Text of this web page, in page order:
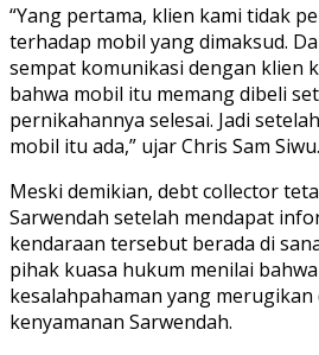
“Yang pertama, klien kami tidak
terhadap mobil yang dimaksud.
sempat komunikasi dengan klien
bahwa mobil itu memang dibeli
pernikahannya selesai. Jadi
mobil itu ada,” ujar Chris Sam Siwu.
Meski demikian, debt collector
Sarwendah setelah mendapat
kendaraan tersebut berada di
pihak kuasa hukum menilai
kesalahpahaman yang
kenyamanan Sarwendah.